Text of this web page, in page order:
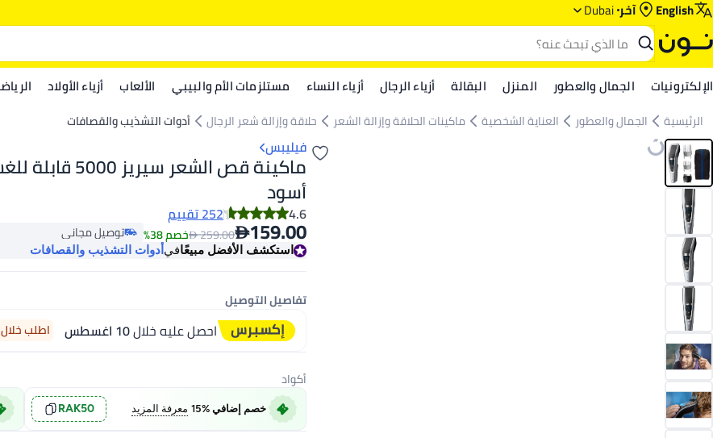
English آخر Dubai
الإلكترونيات الجمال والعطور المنزل البقالة أزياء الرجال أزياء النساء مستلزمات الأم والبيبي الألعاب أزياء الأولاد
الرئيسية الجمال والعطور العناية الشخصية ماكينات الحلاقة وإزالة الشعر حلاقة وإزالة شعر الرجال أدوات التشذيب والقصافات
فيليبس
ماكينة قص الشعر
أسود
4.6 252 تقييم 159.00
259.00 خصم 38% توصيل مجاني
باقي 2 وحدات في المخزون
توصيل مجاني استكشف الأفضل مبيعًافيأدوات التشذيب والقصافات
تفاصيل التوصيل
احصل عليه خلال10 اغسطس اطلب خلال 22 ساعة 3 دقيقة
أكواد
خصم إضافي %15 معرفة المزيد RAK50